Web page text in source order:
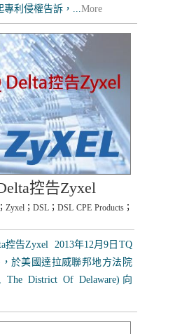
專利侵權告訴，...More
控告Zyxel
；Zyxel ；DSL ；DSL CPE Products；
控告Zyxel 2013年12月9日TQ
於美國達拉威聯邦地方法院
The District Of Delaware)向